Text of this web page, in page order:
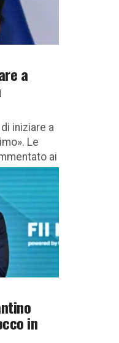
a
iniziare a
Le
ai
in